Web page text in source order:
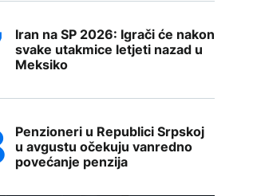
Iran na SP 2026: Igrači će nakon
svake utakmice letjeti nazad u
Meksiko
Penzioneri u Republici Srpskoj
u avgustu očekuju vanredno
povećanje penzija